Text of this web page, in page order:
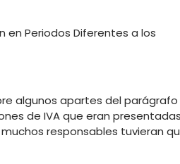
en Periodos Diferentes a los
algunos apartes del parágrafo
de IVA que eran
responsables tuvieran